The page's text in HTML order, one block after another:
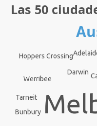
Las 50
Darwin
Bunbury
Werribee
Hoppers Crossing
Tarneit